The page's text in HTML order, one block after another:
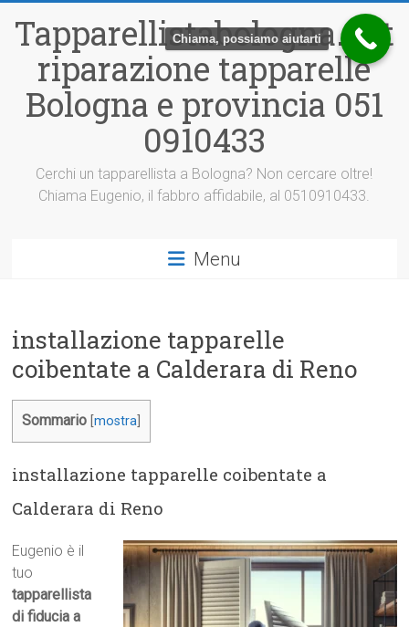
contenuto
Tapparellistabologna.net
riparazione tapparelle
Bologna e provincia 051
0910433
Cerchi un tapparellista a Bologna? Non cercare oltre!
Chiama Eugenio, il fabbro affidabile, al 0510910433.
Menu
installazione tapparelle
coibentate a Calderara di Reno
Sommario [mostra
installazione tapparelle coibentate a
Calderara di Reno
Eugenio è il
tuo
tapparellista
di fiducia a
Chiama, possiamo aiutarti